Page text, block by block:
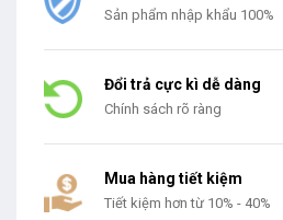
Sản phẩm nhập khẩu 100%
Đổi trả cực kì dễ dàng
Chính sách rõ ràng
Mua hàng tiết kiệm
Tiết kiệm hơn từ 10% - 40%